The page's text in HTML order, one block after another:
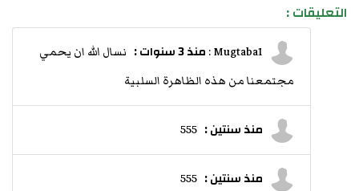
التعليقات :
منذ 3 سنوات :
نسال الله ان يحمي
مجتمعنا من هذه الظاهرة السلبية
منذ سنتين : 555
منذ سنتين : 555